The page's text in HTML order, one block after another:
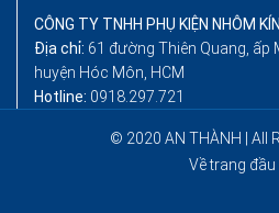
CÔNG TY TNHH PHỤ KIỆN NHÔM
Địa chỉ: 61 đường Thiên Quang, ấp
huyện Hóc Môn, HCM
Hotline: 0918.297.721
© 2020 AN THÀNH | All
Về trang đầu